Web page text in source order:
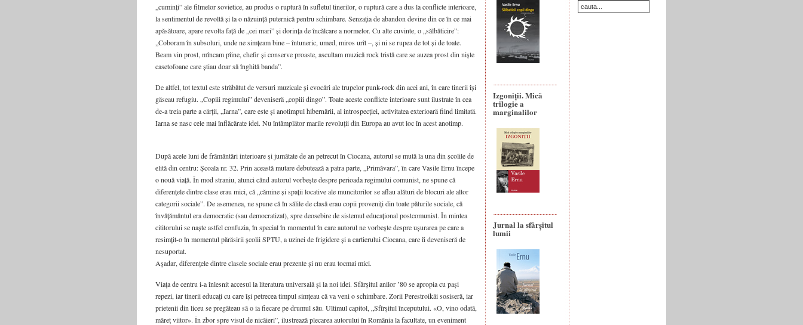
„cuminți” ale filmelor sovietice, au produs o ruptură în sufletul tinerilor, o ruptură care a dus la conflicte interioare,
la sentimentul de revoltă și la o năzuință puternică pentru schimbare. Senzația de abandon devine din ce în ce mai
apăsătoare, apare revolta față de „cei mari” și dorința de încălcare a normelor. Cu alte cuvinte, o „sălbăticire”:
„Coboram în subsoluri, unde ne simțeam bine – întuneric, umed, miros urît –, și ni se rupea de tot și de toate.
Beam vin prost, mîncam pîine, chefir și conserve proaste, ascultam muzică rock tristă care se auzea prost din niște
casetofoane care știau doar să înghită banda”.
De altfel, tot textul este străbătut de versuri muzicale și evocări ale trupelor punk-rock din acei ani, în care tinerii își
găseau refugiu. „Copiii regimului” deveniseră „copiii dingo”. Toate aceste conflicte interioare sunt ilustrate în cea
de-a treia parte a cărții, „Iarna”, care este și anotimpul hibernării, al introspecției, activitatea exterioară fiind limitată.
Iarna se nasc cele mai înflăcărate idei. Nu întâmplător marile revoluții din Europa au avut loc în acest anotimp.
După acele luni de frământări interioare și jumătate de an petrecut în Ciocana, autorul se mută la una din școlile de
elită din centru: Școala nr. 32. Prin această mutare debutează a patra parte, „Primăvara”, în care Vasile Ernu începe
o nouă viață. În mod straniu, atunci când autorul vorbește despre perioada regimului comunist, ne spune că
diferențele dintre clase erau mici, că „cămine și spații locative ale muncitorilor se aflau alături de blocuri ale altor
categorii sociale”. De asemenea, ne spune că în sălile de clasă erau copii proveniți din toate păturile sociale, că
învățământul era democratic (sau democratizat), spre deosebire de sistemul educațional postcomunist. În mintea
cititorului se naște astfel confuzia, în special în momentul în care autorul ne vorbește despre ușurarea pe care a
resimțit-o în momentul părăsirii școlii SPTU, a uzinei de frigidere și a cartierului Ciocana, care îi deveniseră de
nesuportat.
Așadar, diferențele dintre clasele sociale erau prezente și nu erau tocmai mici.
Viața de centru i-a înlesnit accesul la literatura universală și la noi idei. Sfârșitul anilor ’80 se apropia cu pași
repezi, iar tinerii educați cu care își petrecea timpul simțeau că va veni o schimbare. Zorii Perestroikăi sosiseră, iar
prietenii din liceu se pregăteau să o ia fiecare pe drumul său. Ultimul capitol, „Sfîrșitul începutului. «O, vino odată,
măreț viitor». În zbor spre visul de nicăieri”, ilustrează plecarea autorului în România la facultate, un eveniment
Izgoniții. Mică
trilogie a
marginalilor
Jurnal la sfârșitul
lumii